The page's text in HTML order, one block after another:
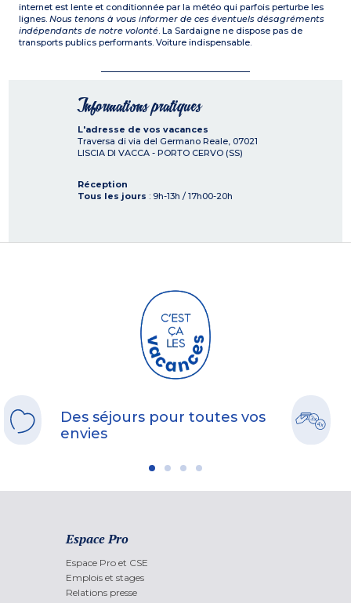
internet est lente et conditionnée par la météo qui parfois perturbe les
lignes.Nous tenons à vous informer de ces éventuels désagréments
indépendants de notre volonté. La Sardaigne ne dispose pas de
transports publics performants. Voiture indispensable.
Informations pratiques
L'adresse de vos vacances
Traversa di via del Germano Reale, 07021
LISCIA DI VACCA - PORTO CERVO (SS)
Réception
Tous les jours : 9h-13h / 17h00-20h
Des séjours pour toutes vos
envies
Espace Pro
Espace Pro et CSE
Emplois et stages
Relations presse